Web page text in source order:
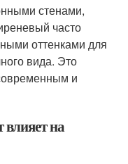
стенами,
часто
оттенками для
вида. Это
и
на